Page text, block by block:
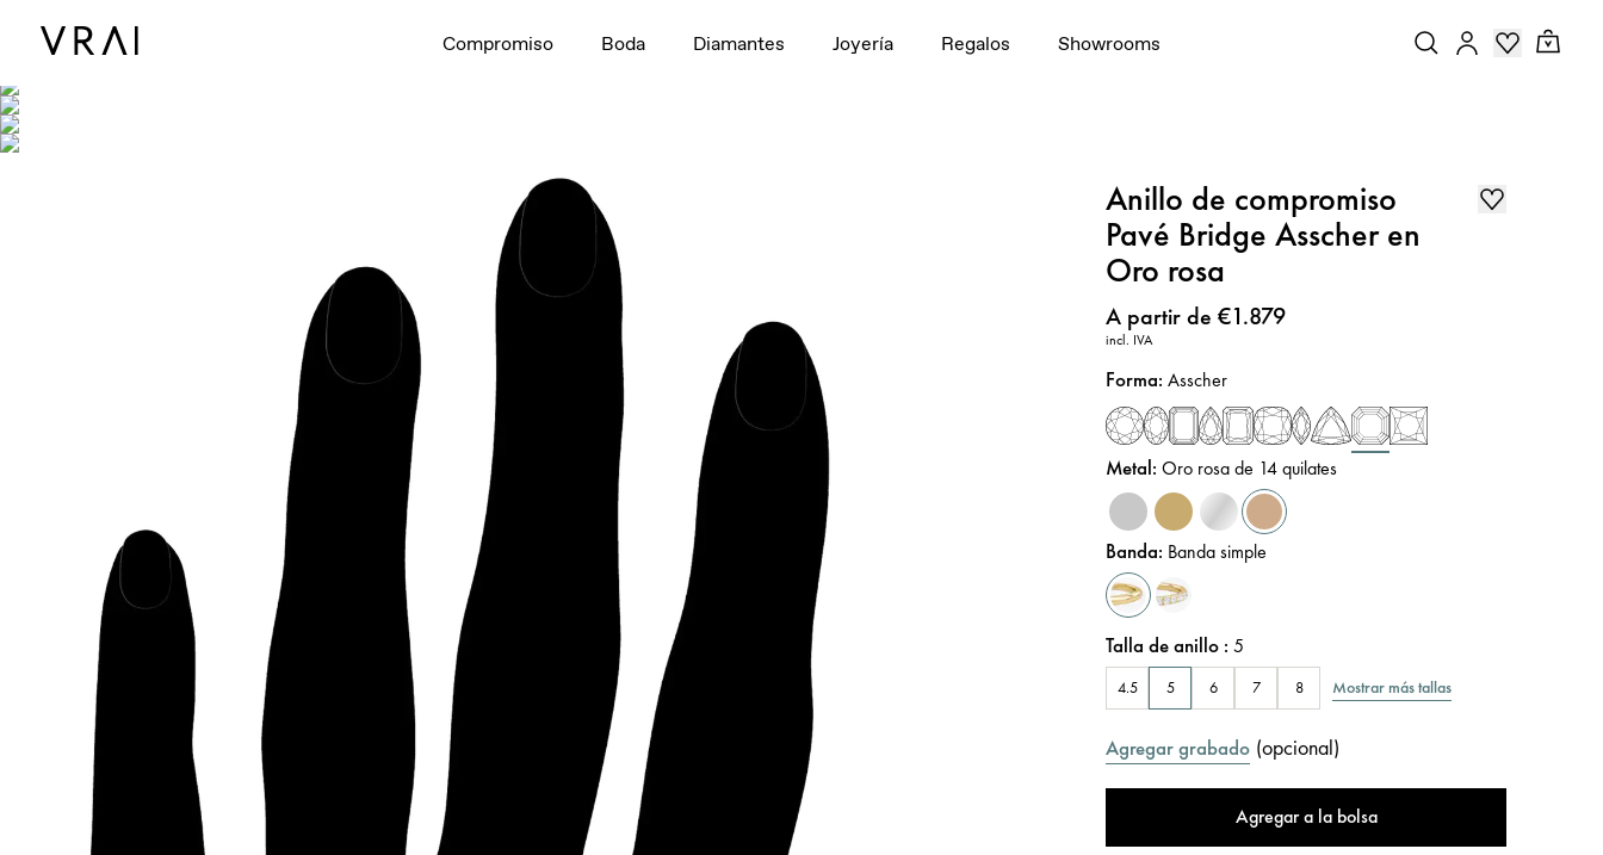
Compromiso Boda Diamantes Joyería Regalos Showrooms
Anillo de compromiso
Pavé Bridge Asscher en
Oro rosa
Precio:
A partir de €1.879
incl. IVA
Forma:Asscher
Metal:Oro rosa de 14 quilates
Banda: Banda simple
Talla de anillo :5
4.5 5 6 7 8 Mostrar más tallas
Agregar grabado (opcional)
Agregar a la bolsa